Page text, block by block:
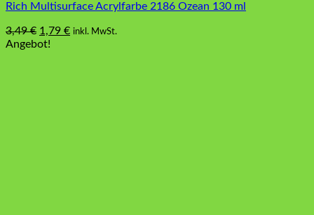
Rich Multisurface Acrylfarbe 2186 Ozean 130 ml
3,49€ Ursprünglicher
Preis
1,79 €Aktueller
inkl. MwSt.
Angebot!